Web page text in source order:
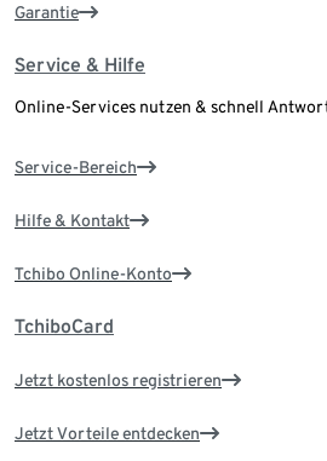
Garantie
Service & Hilfe
Online-Services nutzen & schnell
Service-Bereich
Hilfe & Kontakt
Tchibo Online-Konto
TchiboCard
Jetzt kostenlos registrieren
Jetzt Vorteile entdecken